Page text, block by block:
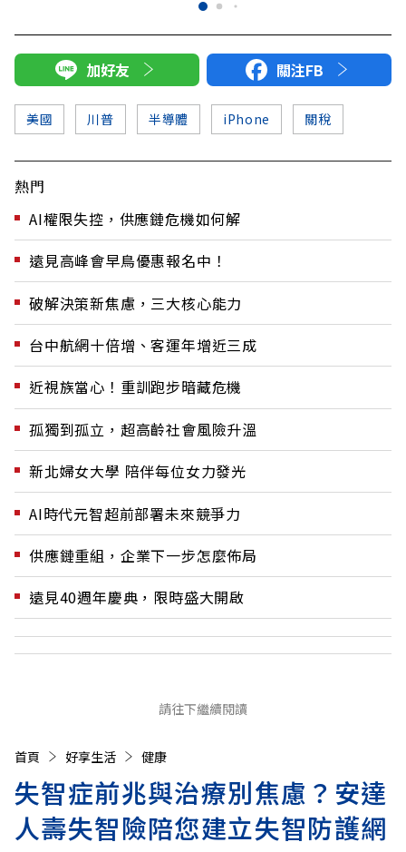
加好友 關注FB
美國 川普 半導體 iPhone 關稅
熱門
AI權限失控，供應鏈危機如何解
遠見高峰會早鳥優惠報名中！
破解決策新焦慮，三大核心能力
台中航網十倍增、客運年增近三成
近視族當心！重訓跑步暗藏危機
孤獨到孤立，超高齡社會風險升溫
新北婦女大學 陪伴每位女力發光
AI時代元智超前部署未來競爭力
供應鏈重組，企業下一步怎麼佈局
遠見40週年慶典，限時盛大開啟
請往下繼續閱讀
首頁 好享生活 健康
失智症前兆與治療別焦慮？安達
人壽失智險陪您建立失智防護網